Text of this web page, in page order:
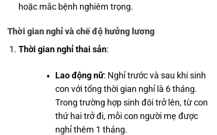
hoặc mắc bệnh nghiêm trọng.
Thời gian nghỉ và chế độ hưởng lương
Thời gian nghỉ thai sản:
Lao động nữ: Nghỉ trước và sau khi sinh
con với tổng thời gian nghỉ là 6 tháng.
Trong trường hợp sinh đôi trở lên, từ con
thứ hai trở đi, mỗi con người mẹ được
nghỉ thêm 1 tháng.